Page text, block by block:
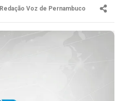
Redação Voz de Pernambuco